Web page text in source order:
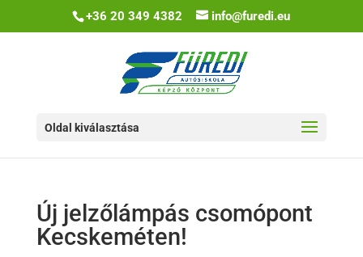
+36 20 349 4382 info@furedi.eu
Oldal kiválasztása
Új jelzőlámpás csomópont
Kecskeméten!